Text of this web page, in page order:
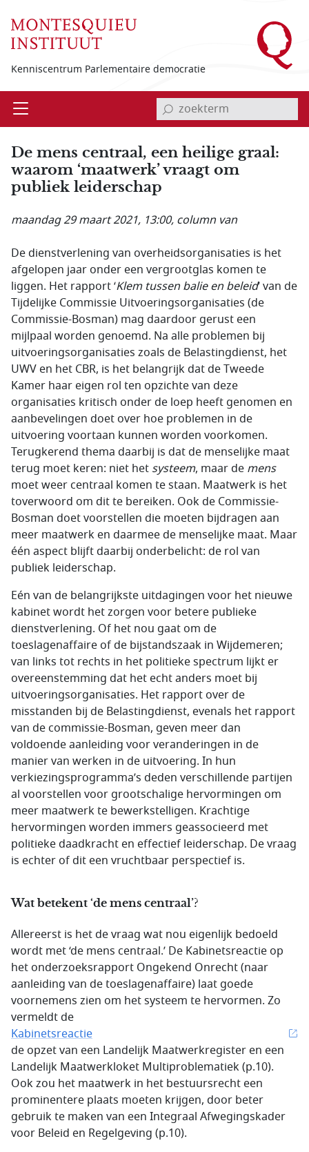
Kenniscentrum Parlementaire democratie
Open invoerveld zoekterm
De mens centraal, een heilige graal:
waarom ‘maatwerk’ vraagt om
publiek leiderschap
maandag 29 maart 2021, 13:00, column van
De dienstverlening van overheidsorganisaties is het
afgelopen jaar onder een vergrootglas komen te
liggen. Het rapport ‘Klem tussen balie en beleid’ van de
Tijdelijke Commissie Uitvoeringsorganisaties (de
Commissie-Bosman) mag daardoor gerust een
mijlpaal worden genoemd. Na alle problemen bij
uitvoeringsorganisaties zoals de Belastingdienst, het
UWV en het CBR, is het belangrijk dat de Tweede
Kamer haar eigen rol ten opzichte van deze
organisaties kritisch onder de loep heeft genomen en
aanbevelingen doet over hoe problemen in de
uitvoering voortaan kunnen worden voorkomen.
Terugkerend thema daarbij is dat de menselijke maat
terug moet keren: niet het systeem, maar de mens
moet weer centraal komen te staan. Maatwerk is het
toverwoord om dit te bereiken. Ook de Commissie-
Bosman doet voorstellen die moeten bijdragen aan
meer maatwerk en daarmee de menselijke maat. Maar
één aspect blijft daarbij onderbelicht: de rol van
publiek leiderschap.
Eén van de belangrijkste uitdagingen voor het nieuwe
kabinet wordt het zorgen voor betere publieke
dienstverlening. Of het nou gaat om de
toeslagenaffaire of de bijstandszaak in Wijdemeren;
van links tot rechts in het politieke spectrum lijkt er
overeenstemming dat het echt anders moet bij
uitvoeringsorganisaties. Het rapport over de
misstanden bij de Belastingdienst, evenals het rapport
van de commissie-Bosman, geven meer dan
voldoende aanleiding voor veranderingen in de
manier van werken in de uitvoering. In hun
verkiezingsprogramma’s deden verschillende partijen
al voorstellen voor grootschalige hervormingen om
meer maatwerk te bewerkstelligen. Krachtige
hervormingen worden immers geassocieerd met
politieke daadkracht en effectief leiderschap. De vraag
is echter of dit een vruchtbaar perspectief is.
Wat betekent ‘de mens centraal’?
Allereerst is het de vraag wat nou eigenlijk bedoeld
wordt met ‘de mens centraal.’ De Kabinetsreactie op
het onderzoeksrapport Ongekend Onrecht (naar
aanleiding van de toeslagenaffaire) laat goede
voornemens zien om het systeem te hervormen. Zo
vermeldt de
Kabinetsreactie
de opzet van een Landelijk Maatwerkregister en een
Landelijk Maatwerkloket Multiproblematiek (p.10).
Ook zou het maatwerk in het bestuursrecht een
prominentere plaats moeten krijgen, door beter
gebruik te maken van een Integraal Afwegingskader
voor Beleid en Regelgeving (p.10).